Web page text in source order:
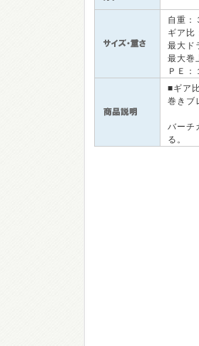
自重：
ギア比
最大ド
最大巻
ＰＥ：
■ギア
巻きブ
バーチ
る。